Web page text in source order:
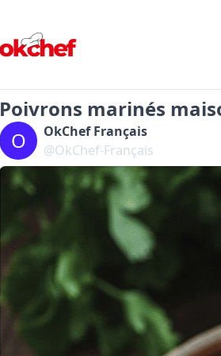
Poivrons marinés
O
OkChef Français
@OkChef-Français